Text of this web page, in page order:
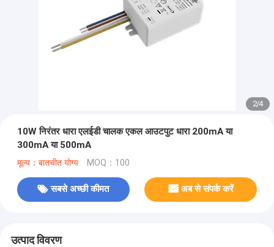
2/4
10W निरंतर धारा एलईडी चालक एकल आउटपुट धारा 200mA या
300mA या 500mA
मूल्य：बातचीत योग्य MOQ：100
सबसे अच्छी कीमत अब से संपर्क करें
उत्पाद विवरण